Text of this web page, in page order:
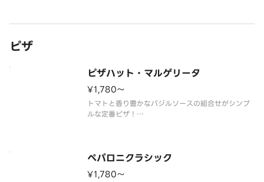
ピザ
ピザハット・マルゲリータ
¥1,780〜
トマトと香り豊かなバジルソースの組合せがシンプ
ルな定番ピザ！
ペパロニクラシック
¥1,780〜